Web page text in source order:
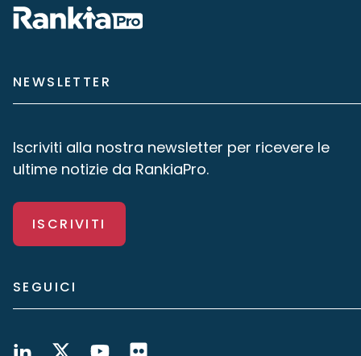
NEWSLETTER
Iscriviti alla nostra newsletter per ricevere le
ultime notizie da RankiaPro.
ISCRIVITI
SEGUICI